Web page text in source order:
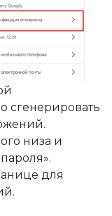
сгенерировать
низа и
для